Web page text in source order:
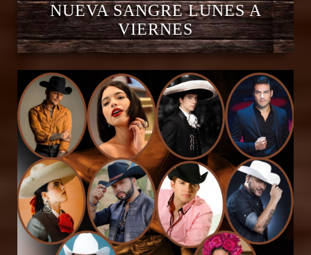
NUEVA SANGRE LUNES A
VIERNES